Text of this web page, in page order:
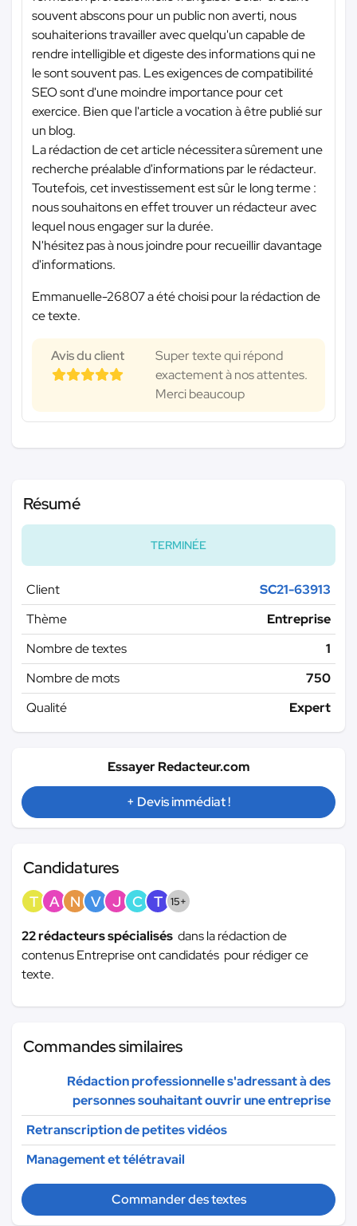
souvent abscons pour un public non averti, nous
souhaiterions travailler avec quelqu'un capable de
rendre intelligible et digeste des informations qui ne
le sont souvent pas. Les exigences de compatibilité
SEO sont d'une moindre importance pour cet
exercice. Bien que l'article a vocation à être publié sur
un blog.
La rédaction de cet article nécessitera sûrement une
recherche préalable d'informations par le rédacteur.
Toutefois, cet investissement est sûr le long terme :
nous souhaitons en effet trouver un rédacteur avec
lequel nous engager sur la durée.
N'hésitez pas à nous joindre pour recueillir davantage
d'informations.
Emmanuelle-26807 a été choisi pour la rédaction de
ce texte.
Avis du client
Super texte qui répond
exactement à nos attentes.
Merci beaucoup
Résumé
TERMINÉE
Client
SC21-63913
Thème
Entreprise
Nombre de textes
1
Nombre de mots
750
Qualité
Expert
Essayer Redacteur.com
+ Devis immédiat !
Candidatures
T A N V J C T 15+
22 rédacteurs spécialisés dans la rédaction de
contenus Entreprise ont candidatés pour rédiger ce
texte.
Commandes similaires
Rédaction professionnelle s'adressant à des
personnes souhaitant ouvrir une entreprise
Retranscription de petites vidéos
Management et télétravail
Commander des textes